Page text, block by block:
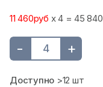
11 460руб x 4 = 45 840
- +
Доступно >12 шт